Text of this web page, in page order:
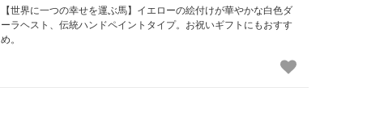
【世界に一つの幸せを運ぶ馬】イエローの絵付けが華やかな白色ダ
ーラヘスト、伝統ハンドペイントタイプ。お祝いギフトにもおすす
め。